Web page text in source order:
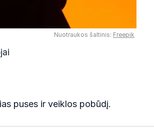
Nuotraukos šaltinis: Freepik
puses ir veiklos pobūdį.